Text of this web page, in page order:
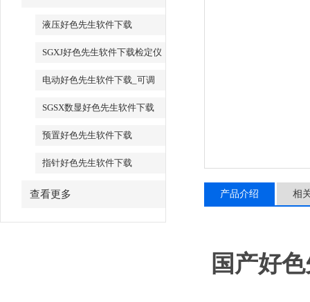
软件下载厂家
液压好色先生软件下载
SGXJ好色先生软件下载检定仪
_SGXJ扭矩扳手检定仪
电动好色先生软件下载_可调
试电动好色先生软件下载
SGSX数显好色先生软件下载
_SGTS数显好色先生软件下载
预置好色先生软件下载
指针好色先生软件下载
查看更多 产品介绍 相
国产好